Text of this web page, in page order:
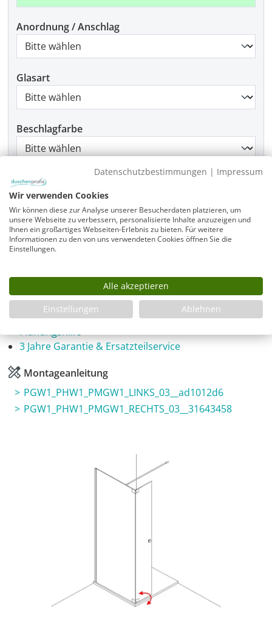
Anordnung / Anschlag
Glasart
Beschlagfarbe
Montage
Produkt Anzahl: Gib den gewünschten
In den Warenkorb
Infos
Fragen zum Artikel
Planungshilfe
3 Jahre Garantie & Ersatzteilservice
Montageanleitung
PGW1_PHW1_PMGW1_LINKS_03__ad1012d6
PGW1_PHW1_PMGW1_RECHTS_03__31643458
Datenschutzbestimmungen | Impressum
Wir verwenden Cookies
Wir können diese zur Analyse unserer Besucherdaten platzieren, um
unsere Webseite zu verbessern, personalisierte Inhalte anzuzeigen und
Ihnen ein großartiges Webseiten-Erlebnis zu bieten. Für weitere
Informationen zu den von uns verwendeten Cookies öffnen Sie die
Einstellungen.
Alle akzeptieren
Einstellungen
Ablehnen